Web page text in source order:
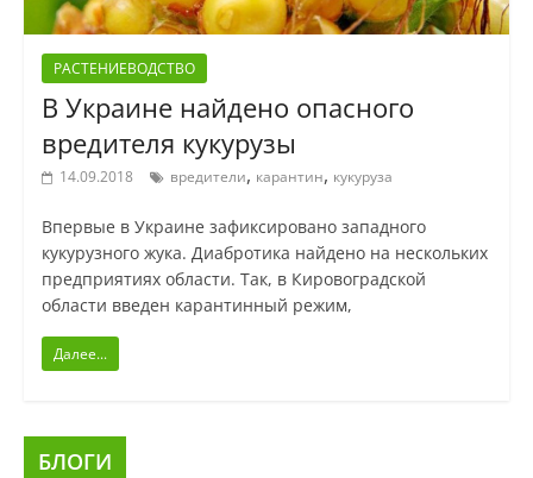
РАСТЕНИЕВОДСТВО
В Украине найдено опасного
вредителя кукурузы
14.09.2018 вредители, карантин, кукуруза
Впервые в Украине зафиксировано западного
кукурузного жука. Диабротика найдено на нескольких
предприятиях области. Так, в Кировоградской
области введен карантинный режим,
Далее...
БЛОГИ